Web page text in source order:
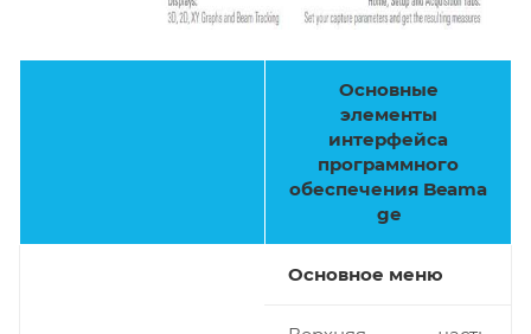
Основные
элементы
интерфейса
программного
обеспечения Beama
ge
Основное меню